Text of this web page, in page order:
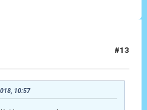
#13
10:57